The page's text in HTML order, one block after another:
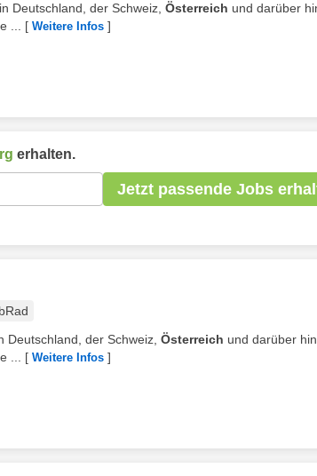
Deutschland, der Schweiz, Österreich und darüber
...
[ Weitere Infos ]
erhalten.
Jetzt passende Jobs
Deutschland, der Schweiz, Österreich und darüber
...
[ Weitere Infos ]